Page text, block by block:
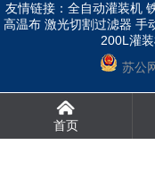
首页
友情链接： 全自动灌装机
高温布 激光切割过滤器 手
200L灌
苏公